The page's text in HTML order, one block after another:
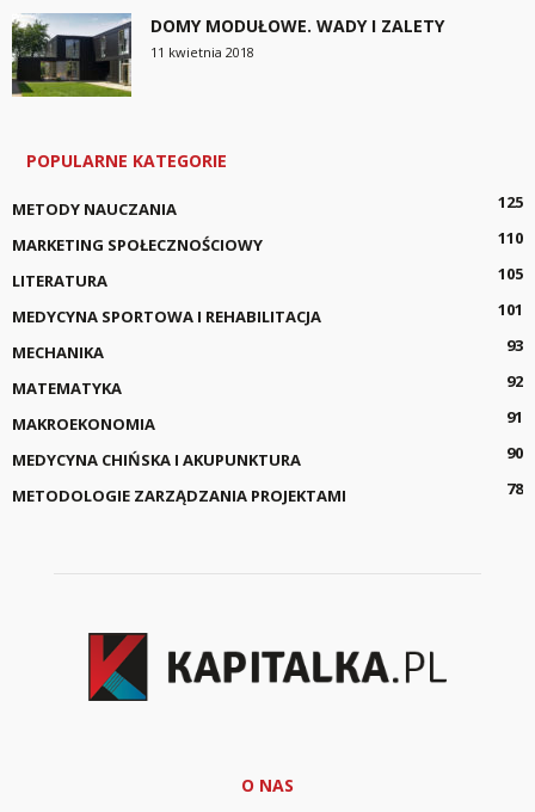
DOMY MODUŁOWE. WADY I ZALETY
11 kwietnia 2018
POPULARNE KATEGORIE
METODY NAUCZANIA
125
MARKETING SPOŁECZNOŚCIOWY
110
LITERATURA
105
MEDYCYNA SPORTOWA I REHABILITACJA
101
MECHANIKA
93
MATEMATYKA
92
MAKROEKONOMIA
91
MEDYCYNA CHIŃSKA I AKUPUNKTURA
90
METODOLOGIE ZARZĄDZANIA PROJEKTAMI
78
O NAS